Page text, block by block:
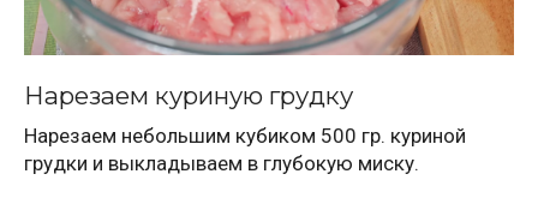
Нарезаем куриную грудку
Нарезаем небольшим кубиком 500 гр. куриной
грудки и выкладываем в глубокую миску.